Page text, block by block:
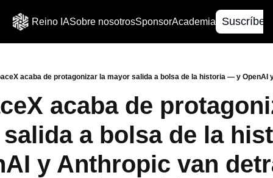
Reino IASobre nosotrosSponsorAcademia
acaba de protagonizar la mayor salida a bolsa de la historia — y OpenAI
acaba de
a bolsa de la
y Anthropic van